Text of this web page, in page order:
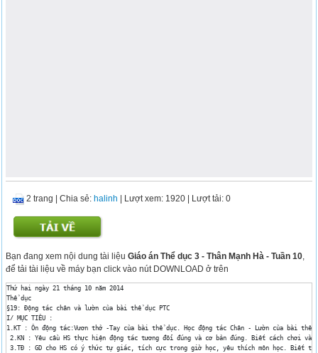
2 trang |Chia sẻ: halinh | Lượt xem: 1920 | Lượt tải: 0
Bạn đang xem nội dung tài liệuGiáo án Thể dục 3 - Thân Mạnh Hà - Tuần 10
để tải tài liệu về máy bạn click vào nút DOWNLOAD ở trên
Thứ hai ngày 21 tháng 10 năm 2014
Thể dục
§19: Động tác chân và lườn của bài thể dục PTC
I/ MỤC TIÊU :
1.KT : Ôn động tác:Vươn thở -Tay của bài thể dục. Học động tác Chân - Lườn của bài
2.KN : Yêu cầu HS thực hiện động tác tương đối đúng và cơ bản đúng. Biết cách chơi và
3.TĐ : GD cho HS có ý thức tự giác, tích cực trong giờ học, yêu thích môn học. Biết